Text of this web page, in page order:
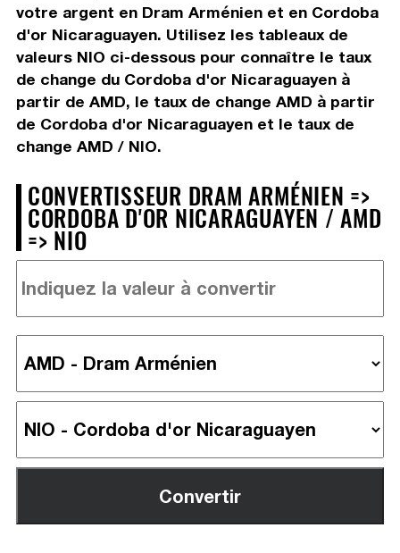
votre argent en Dram Arménien et en Cordoba
d'or Nicaraguayen. Utilisez les tableaux de
valeurs NIO ci-dessous pour connaître le taux
de change du Cordoba d'or Nicaraguayen à
partir de AMD, le taux de change AMD à partir
de Cordoba d'or Nicaraguayen et le taux de
change AMD / NIO.
CONVERTISSEUR DRAM ARMÉNIEN =>
CORDOBA D'OR NICARAGUAYEN / AMD
=> NIO